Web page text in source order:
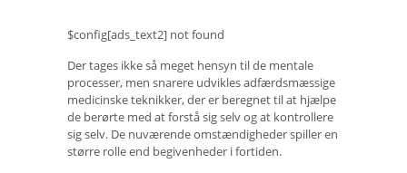
$config[ads_text2] not found
Der tages ikke så meget hensyn til de mentale
processer, men snarere udvikles adfærdsmæssige
medicinske teknikker, der er beregnet til at hjælpe
de berørte med at forstå sig selv og at kontrollere
sig selv. De nuværende omstændigheder spiller en
større rolle end begivenheder i fortiden.